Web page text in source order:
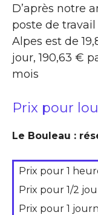
D’après notre
poste de
Alpes est de
jour, 190,63 €
mois
Prix pour
Le Bouleau :
Prix pour 1
Prix pour 1/2
Prix pour 1